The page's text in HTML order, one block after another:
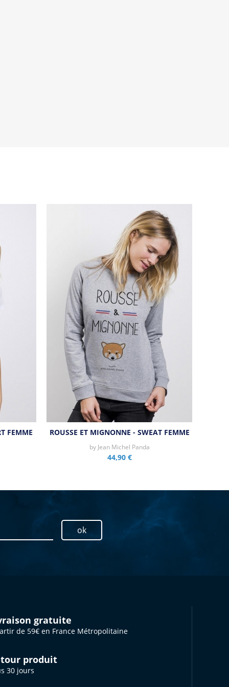
FEMME ROUSSE ET MIGNONNE - SWEAT FEMME
by Jean Michel Panda
44,90 €
ok
gratuite
de 59€ en France Métropolitaine
produit
30 jours